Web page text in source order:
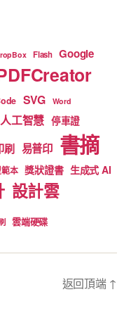
Flash Google
SVG Word
人工智慧 停車證
刷 易普印 書摘
本 獎狀證書 生成式 AI
設計雲
雲端硬碟
返回頂端 ↑